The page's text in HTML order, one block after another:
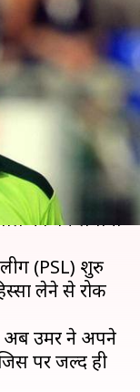
तीन
होगी
हाल ही में
का बैन लगाया
(PSL) शुरु
लेने से रोक
उमर ने अपने
पर जल्द ही